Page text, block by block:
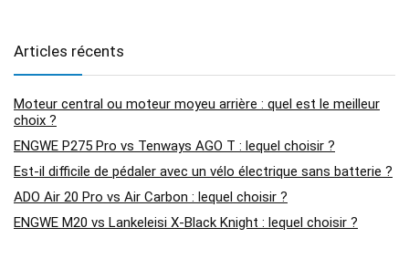
Articles récents
Moteur central ou moteur moyeu arrière : quel est le meilleur
choix ?
ENGWE P275 Pro vs Tenways AGO T : lequel choisir ?
Est-il difficile de pédaler avec un vélo électrique sans batterie ?
ADO Air 20 Pro vs Air Carbon : lequel choisir ?
ENGWE M20 vs Lankeleisi X-Black Knight : lequel choisir ?